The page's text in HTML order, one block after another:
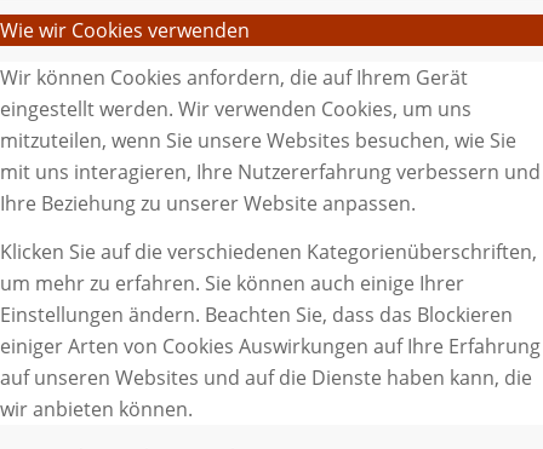
Wie wir Cookies verwenden
Wir können Cookies anfordern, die auf Ihrem Gerät
eingestellt werden. Wir verwenden Cookies, um uns
mitzuteilen, wenn Sie unsere Websites besuchen, wie Sie
mit uns interagieren, Ihre Nutzererfahrung verbessern und
Ihre Beziehung zu unserer Website anpassen.
Klicken Sie auf die verschiedenen Kategorienüberschriften,
um mehr zu erfahren. Sie können auch einige Ihrer
Einstellungen ändern. Beachten Sie, dass das Blockieren
einiger Arten von Cookies Auswirkungen auf Ihre Erfahrung
auf unseren Websites und auf die Dienste haben kann, die
wir anbieten können.